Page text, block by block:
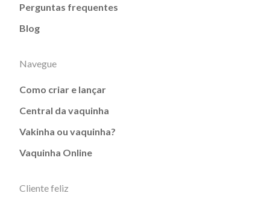
Perguntas frequentes
Blog
Navegue
Como criar e lançar
Central da vaquinha
Vakinha ou vaquinha?
Vaquinha Online
Cliente feliz